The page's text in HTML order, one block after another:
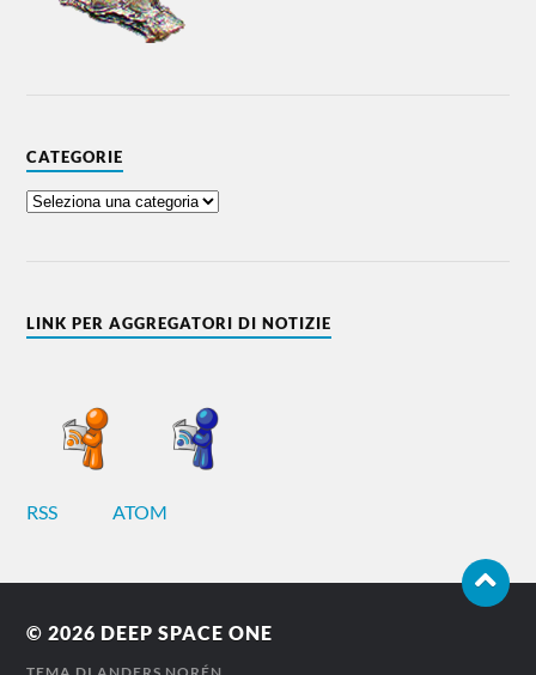
CATEGORIE
LINK PER AGGREGATORI DI NOTIZIE
RSS ATOM
© 2026 DEEP SPACE ONE
TEMA DI ANDERS NORÉN